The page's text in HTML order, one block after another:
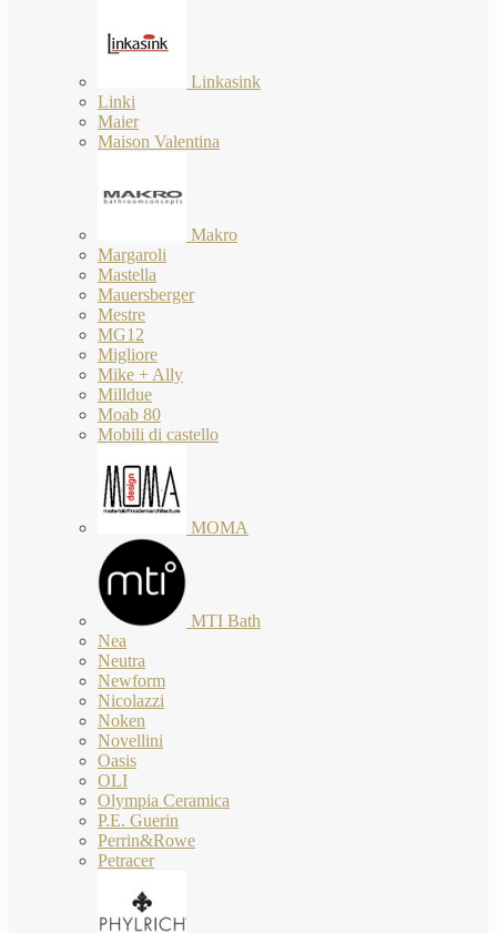
Linkasink
Linki
Maier
Maison Valentina
Makro
Margaroli
Mastella
Mauersberger
Mestre
MG12
Migliore
Mike + Ally
Milldue
Moab 80
Mobili di castello
MOMA
MTI Bath
Nea
Neutra
Newform
Nicolazzi
Noken
Novellini
Oasis
OLI
Olympia Ceramica
P.E. Guerin
Perrin&Rowe
Petracer